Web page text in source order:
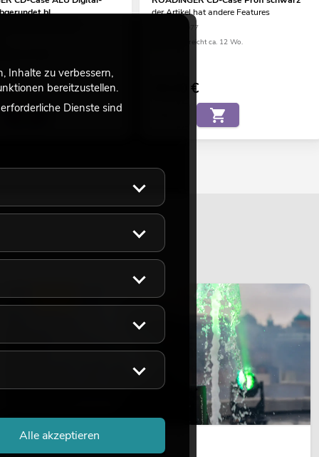
bl
der Artikel hat andere Features
No. 30122077
Bestand reicht ca. 12 Wo.
€
LICHT
Inhalte zu verbessern,
bereitzustellen.
Dienste sind
Alle akzeptieren